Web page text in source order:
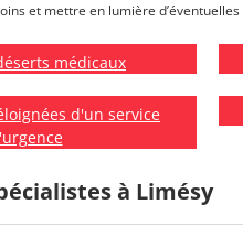
et mettre en lumière
médicaux
d'un service
à Limésy